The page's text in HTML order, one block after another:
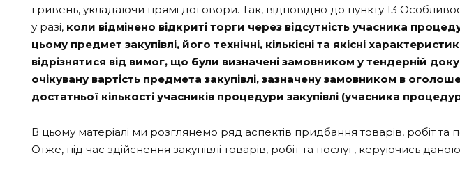
гривень, укладаючи прямі договори. Так, відповідно до пункту 13
у разі, коли відмінено відкриті торги через відсутність учасника
цьому предмет закупівлі, його технічні, кількісні та якісні
відрізнятися від вимог, що були визначені замовником у тендерній
очікувану вартість предмета закупівлі, зазначену замовником в
достатньої кількості учасників процедури закупівлі (учасника
В цьому матеріалі ми розглянемо ряд аспектів придбання товарів, робіт
Отже, під час здійснення закупівлі товарів, робіт та послуг, керуючись